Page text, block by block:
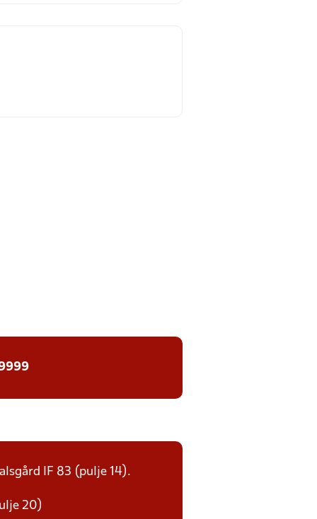
IF 83 (pulje 14).
20)